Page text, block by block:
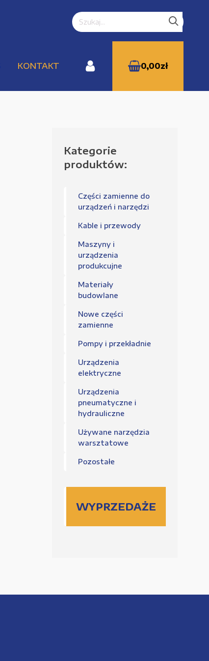
KONTAKT 0,00zł
WYPRZEDAŻE
Zamówienie
Regulamin sklepu
Polityka Prywatności
Kategorie
produktów:
Części zamienne do
urządzeń i narzędzi
Kable i przewody
Maszyny i
urządzenia
produkcujne
Materiały
budowlane
Nowe części
zamienne
Pompy i przekładnie
Urządzenia
elektryczne
Urządzenia
pneumatyczne i
hydrauliczne
Używane narzędzia
warsztatowe
Pozostałe
WYPRZEDAŻE